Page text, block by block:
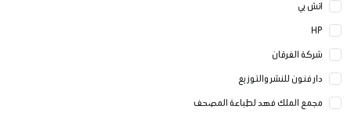
اتش بي
HP
شركة الفرقان
دار فنون للنشر والتوزيع
مجمع الملك فهد لطباعة المصحف